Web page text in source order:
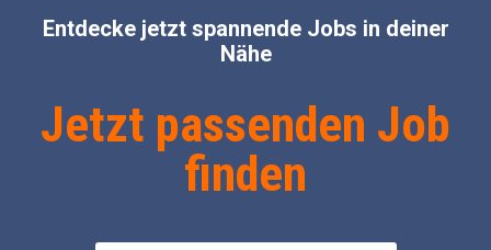
Entdecke jetzt spannende Jobs in deiner
Nähe
Jetzt passenden Job
finden